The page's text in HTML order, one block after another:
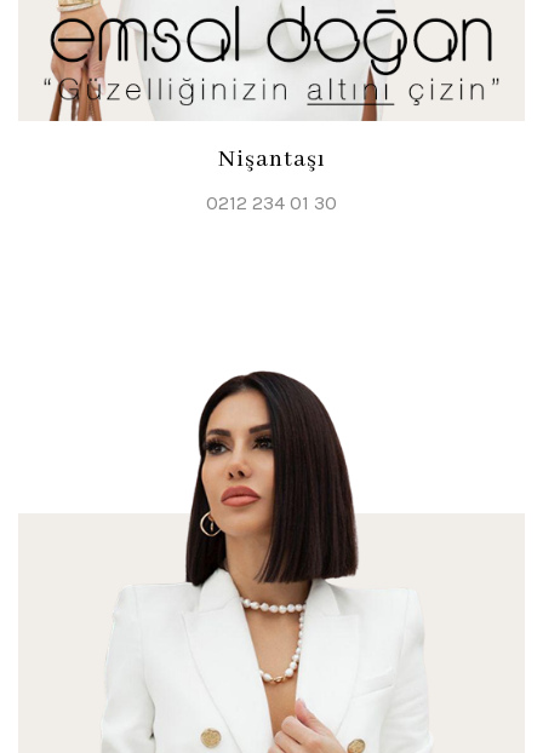
Nişantaşı
0212 234 01 30